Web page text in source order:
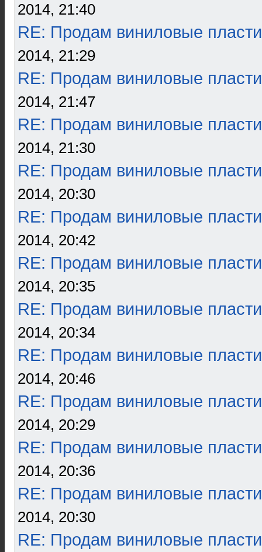
2014, 21:40
RE: Продам виниловые
2014, 21:29
RE: Продам виниловые
2014, 21:47
RE: Продам виниловые
2014, 21:30
RE: Продам виниловые
2014, 20:30
RE: Продам виниловые
2014, 20:42
RE: Продам виниловые
2014, 20:35
RE: Продам виниловые
2014, 20:34
RE: Продам виниловые
2014, 20:46
RE: Продам виниловые
2014, 20:29
RE: Продам виниловые
2014, 20:36
RE: Продам виниловые
2014, 20:30
RE: Продам виниловые